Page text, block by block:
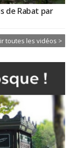
de Rabat par
toutes les vidéos >